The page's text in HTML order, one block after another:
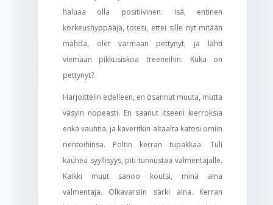
haluaa olla positiivinen. Isä, entinen
korkeushyppääjä, totesi, ettei sille nyt mitään
mahda, olet varmaan pettynyt, ja lähti
viemään pikkusiskoa treeneihin. Kuka on
pettynyt?
Harjoittelin edelleen, en osannut muuta, mutta
väsyin nopeasti. En saanut itseeni kierroksia
enkä vauhtia, ja kaveritkin altaalta katosi omiin
rientoihinsa. Poltin kerran tupakkaa. Tuli
kauhea syyllisyys, piti tunnustaa valmentajalle.
Kaikki muut sanoo koutsi, minä aina
valmentaja. Olkavarsiin särki aina. Kerran